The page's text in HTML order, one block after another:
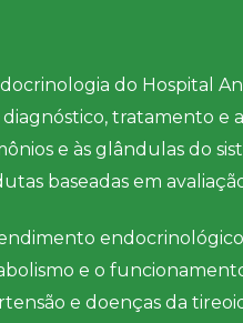
do Hospital
tratamento e
e às glândulas do
baseadas em
e o
e doenças da